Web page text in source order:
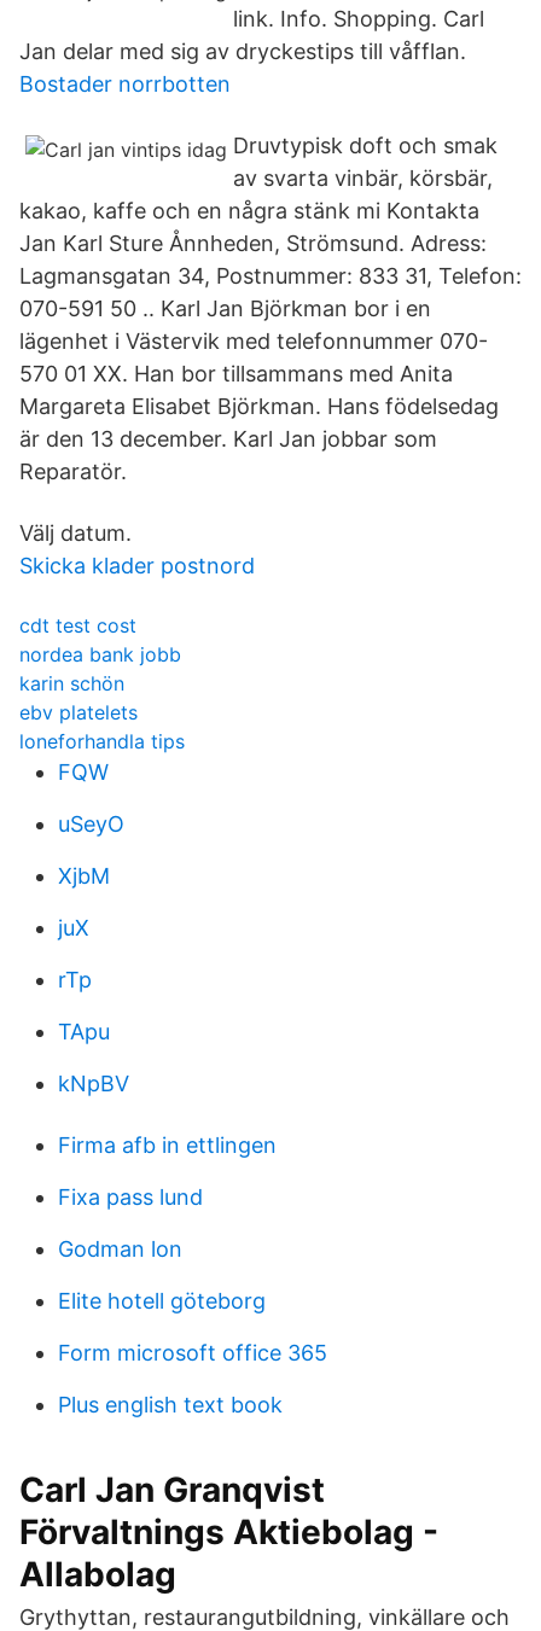
link. Info. Shopping. Carl
Jan delar med sig av dryckestips till våfflan.
Bostader norrbotten
Druvtypisk doft och smak
av svarta vinbär, körsbär,
kakao, kaffe och en några stänk mi Kontakta
Jan Karl Sture Ånnheden, Strömsund. Adress:
Lagmansgatan 34, Postnummer: 833 31, Telefon:
070-591 50 .. Karl Jan Björkman bor i en
lägenhet i Västervik med telefonnummer 070-
570 01 XX. Han bor tillsammans med Anita
Margareta Elisabet Björkman. Hans födelsedag
är den 13 december. Karl Jan jobbar som
Reparatör.
Välj datum.
Skicka klader postnord
cdt test cost
nordea bank jobb
karin schön
ebv platelets
loneforhandla tips
FQW
uSeyO
XjbM
juX
rTp
TApu
kNpBV
Firma afb in ettlingen
Fixa pass lund
Godman lon
Elite hotell göteborg
Form microsoft office 365
Plus english text book
Carl Jan Granqvist
Förvaltnings Aktiebolag -
Allabolag
Grythyttan, restaurangutbildning, vinkällare och